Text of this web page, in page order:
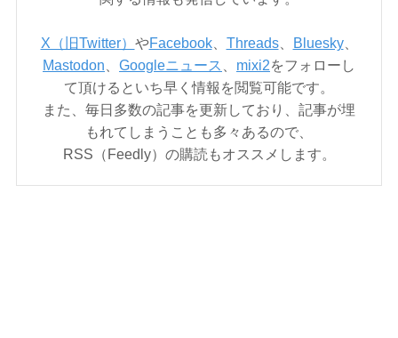
X（旧Twitter） やFacebook、 Threads、 Bluesky、
Mastodon
Googleニュース mixi2をフォローし
て頂けるといち早く情報を閲覧可能です。
また、毎日多数の記事を更新しており、記事が埋
もれてしまうことも多々あるので、
RSS（Feedly）の購読もオススメします。